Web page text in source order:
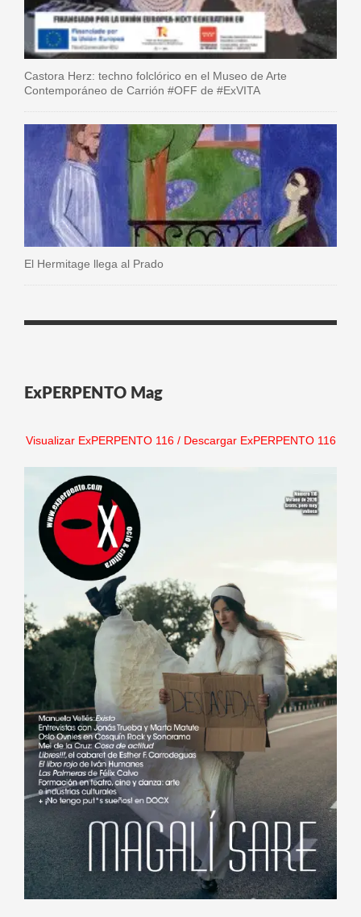
Castora Herz: techno folclórico en el Museo de Arte
Contemporáneo de Carrión #OFF de #ExVITA
El Hermitage llega al Prado
ExPERPENTO Mag
Visualizar ExPERPENTO 116/ Descargar ExPERPENTO 116